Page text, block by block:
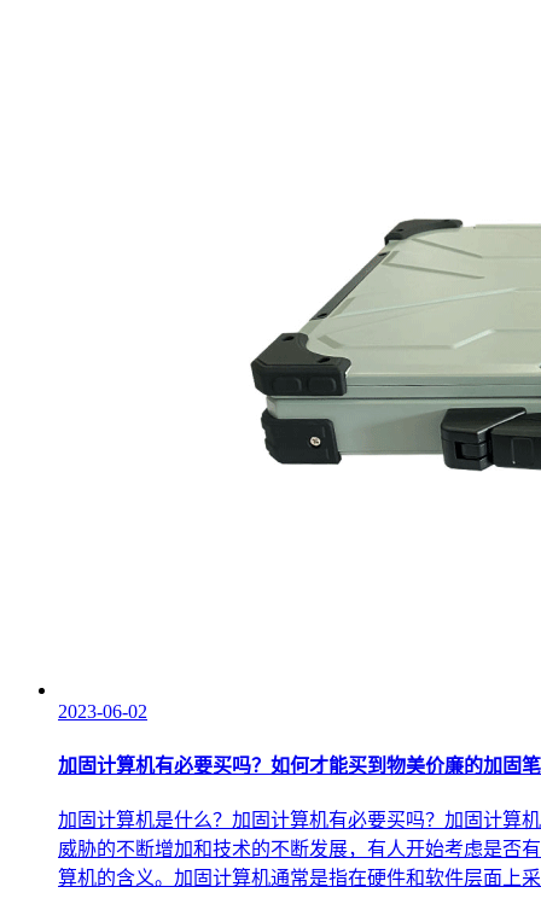
2023-06-02
加固计算机有必要买吗？如何才能买到物美价廉的加固
加固计算机是什么？加固计算机有必要买吗？加固计算
威胁的不断增加和技术的不断发展，有人开始考虑是否
算机的含义。加固计算机通常是指在硬件和软件层面上